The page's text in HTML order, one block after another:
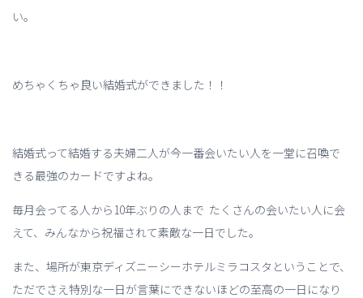
い。
めちゃくちゃ良い結婚式ができました！！
結婚式って結婚する夫婦二人が今一番会いたい人を一堂に召喚で
きる最強のカードですよね。
毎月会ってる人から10年ぶりの人まで たくさんの会いたい人に会
えて、みんなから祝福されて素敵な一日でした。
また、場所が東京ディズニーシーホテルミラコスタということで、
ただでさえ特別な一日が言葉にできないほどの至高の一日になり